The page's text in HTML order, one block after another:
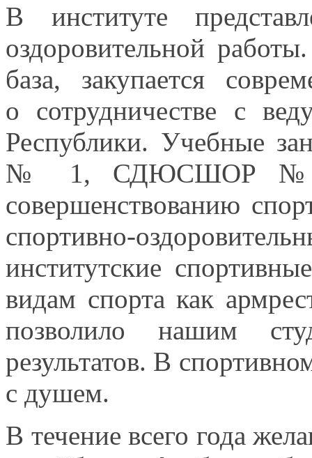
В институте
оздоровительной
база, закупается
о сотрудничестве
с
Республики. Учебные
№ 1, СДЮСШОР
совершенствованию
спортивно-
институтские
видам спорта как
позволило нашим
результатов. В
с душем.
В течение всего года